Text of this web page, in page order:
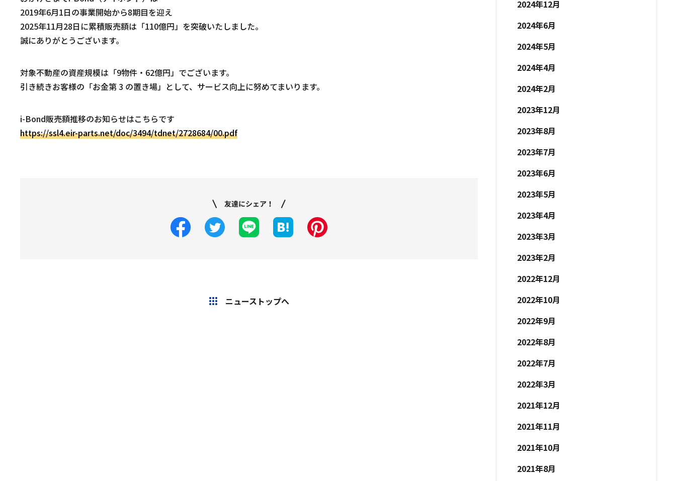
2019年6月1日の事業開始から8期目を迎え
2025年11月28日に累積販売額は「110億円」を突破いたしました。
誠にありがとうございます。
対象不動産の資産規模は「9物件・62億円」でございます。
引き続きお客様の「お金第 3 の置き場」として、サービス向上に努めてまいります。
i-Bond販売額推移のお知らせはこちらです
https://ssl4.eir-parts.net/doc/3494/tdnet/2728684/00.pdf
ニューストップへ
2024年12月
2024年6月
2024年5月
2024年4月
2024年2月
2023年12月
2023年8月
2023年7月
2023年6月
2023年5月
2023年4月
2023年3月
2023年2月
2022年12月
2022年10月
2022年9月
2022年8月
2022年7月
2022年3月
2021年12月
2021年11月
2021年10月
2021年8月